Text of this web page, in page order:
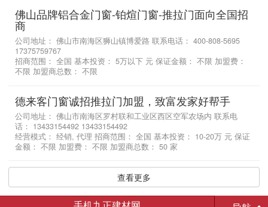
佛山品牌铝合金门窗-铂煊门窗-推拉门面向全国招
商
公司地址： 佛山市南海区狮山镇博爱路 联系电话： 400-808-5695
17375759767
招商范围： 全国 基本投资： 5万以下 元 保证金额： 不限 加盟费：
不限 加盟商总数： 不限
德来客门窗诚招推拉门加盟，致富发家好帮手
公司地址： 佛山市南海区罗村联和工业区西区空军农场内 联系电
话： 13433154492 13433154492
经营模式： 经销, 代理 招商范围： 全国 基本投资： 10-20万 元 保证
金额： 不限 加盟费： 不限 加盟商总数： 50 家
查看更多